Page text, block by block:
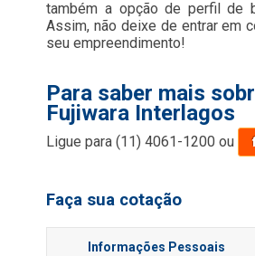
também a opção de perfil de
Assim, não deixe de entrar em
seu empreendimento!
Para saber mais
Fujiwara Interlagos
Ligue para(11) 4061-1200 ou
Faça sua cotação
Informações Pessoais